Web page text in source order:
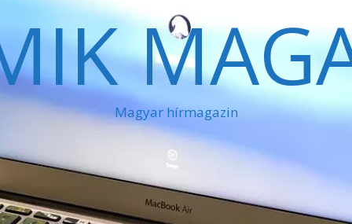
Magyar hírmagazin